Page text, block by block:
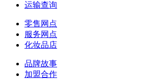
运输查询
零售网点
服务网点
化妆品店
品牌故事
加盟合作